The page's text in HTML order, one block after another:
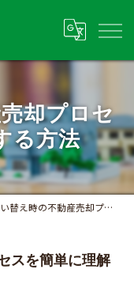
却プロセ
る方法
え時の不動産売却プロセスを簡単に理解する方法
スを簡単に理解